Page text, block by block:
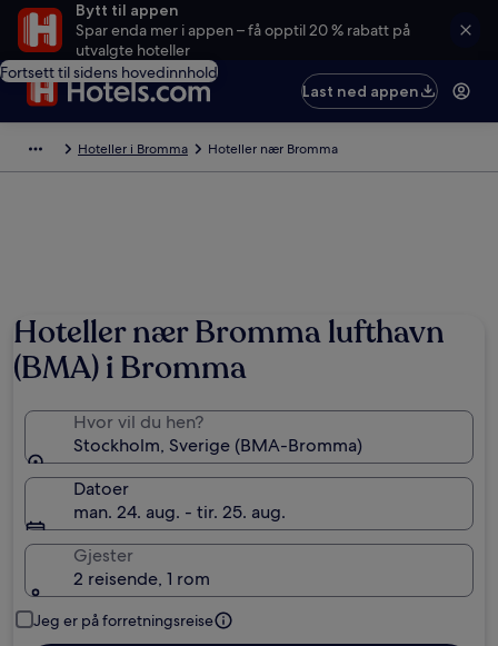
Bytt til appen
Spar enda mer i appen – få opptil 20 % rabatt på
utvalgte hoteller
Fortsett til sidens hovedinnhold
Last ned appen
Hoteller i Bromma Hoteller nær Bromma
Hoteller nær Bromma lufthavn
(BMA) i Bromma
Hvor vil du hen?
Stockholm, Sverige (BMA-Bromma)
Datoer
man. 24. aug. - tir. 25. aug.
Gjester
2 reisende, 1 rom
Jeg er på forretningsreise